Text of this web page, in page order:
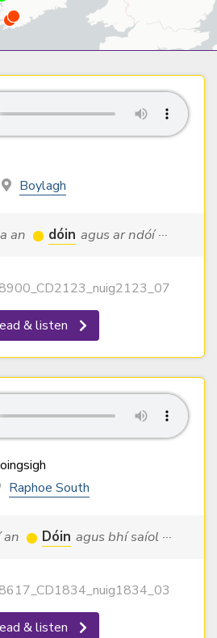
Boylagh
an dóin agus ar ndóí ···
& listen
Raphoe South
an Dóin agus bhí saíol ···
& listen